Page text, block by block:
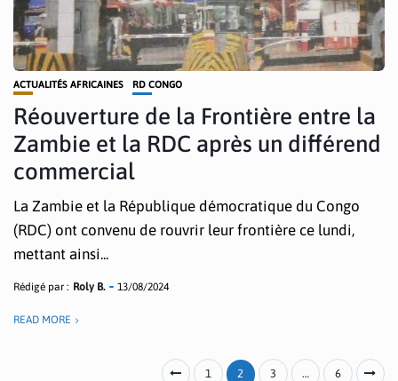
ACTUALITÉS AFRICAINES RD CONGO
Réouverture de la Frontière entre la
Zambie et la RDC après un différend
commercial
La Zambie et la République démocratique du Congo
(RDC) ont convenu de rouvrir leur frontière ce lundi,
mettant ainsi...
Rédigé par : Roly B. 13/08/2024
READ MORE
1 2 3 … 6